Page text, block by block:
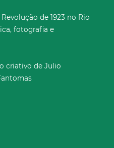
de 1923 no Rio
fotografia e
criativo de Julio